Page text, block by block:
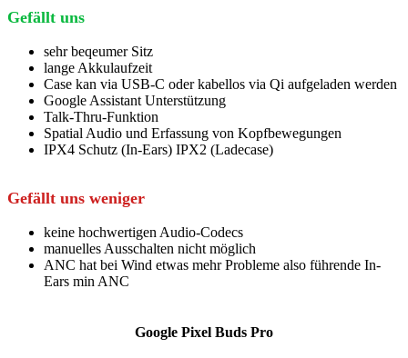
Gefällt uns
sehr beqeumer Sitz
lange Akkulaufzeit
Case kan via USB-C oder kabellos via Qi aufgeladen werden
Google Assistant Unterstützung
Talk-Thru-Funktion
Spatial Audio und Erfassung von Kopfbewegungen
IPX4 Schutz (In-Ears) IPX2 (Ladecase)
Gefällt uns weniger
keine hochwertigen Audio-Codecs
manuelles Ausschalten nicht möglich
ANC hat bei Wind etwas mehr Probleme also führende In-
Ears min ANC
Google Pixel Buds Pro